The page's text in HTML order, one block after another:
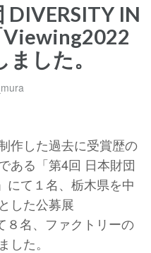
DIVERSITY IN
Viewing2022
した。
作した過去に受賞歴の
ある「第4回 日本財団
にて１名、栃木県を中
した公募展
８名、ファクトリーの
た。